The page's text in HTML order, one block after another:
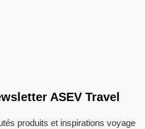
ASEV Travel
produits et inspirations voyage